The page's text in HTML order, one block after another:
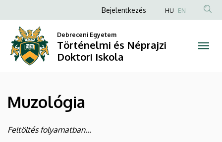
Történelmi
Néprajzi
Doktori
Iskola
a
tartalomra
Anonim
fiók
menüje
Bejelentkezés HU EN
Debreceni Egyetem
Történelmi és Néprajzi
Doktori Iskola
Muzológia
Feltöltés folyamatban...